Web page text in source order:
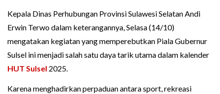
Kepala Dinas Perhubungan Provinsi Sulawesi Selatan Andi
Erwin Terwo dalam keterangannya, Selasa (14/10)
mengatakan kegiatan yang memperebutkan Piala Gubernur
Sulsel ini menjadi salah satu daya tarik utama dalam kalender
HUT Sulsel 2025.
Karena menghadirkan perpaduan antara sport, rekreasi